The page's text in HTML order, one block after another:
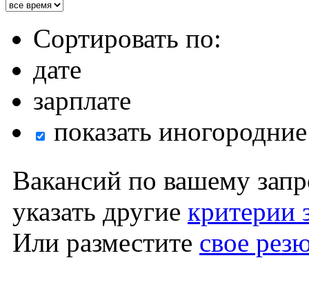
Сортировать по:
дате
зарплате
показать
Вакансий по вашему
указать другие критерии
Или разместите свое